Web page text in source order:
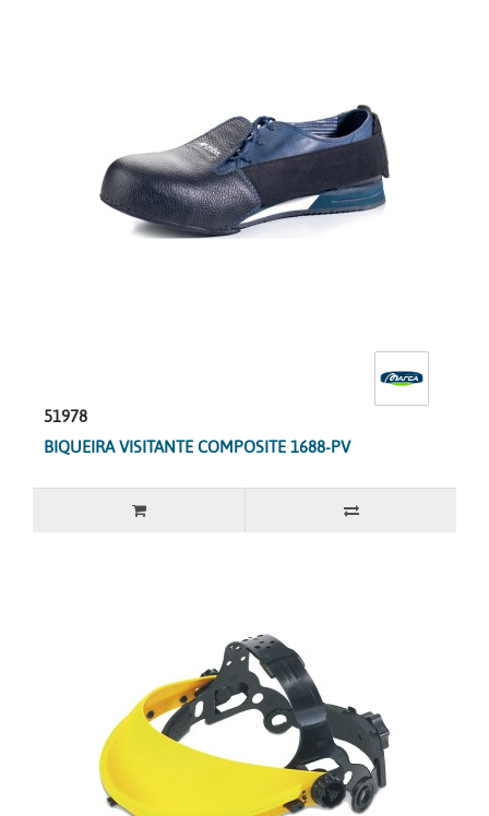
51978
BIQUEIRA VISITANTE COMPOSITE 1688-PV